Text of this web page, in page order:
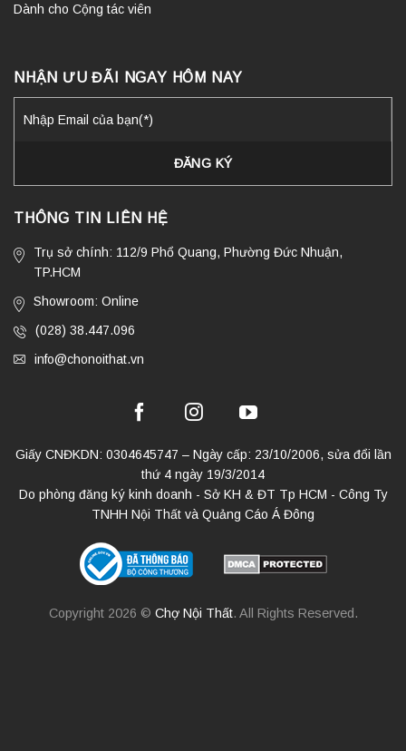
Dành cho Cộng tác viên
NHẬN ƯU ĐÃI NGAY HÔM NAY
THÔNG TIN LIÊN HỆ
Trụ sở chính: 112/9 Phổ Quang, Phường Đức Nhuận,
TP.HCM
Showroom: Online
(028) 38.447.096
info@chonoithat.vn
Giấy CNĐKDN: 0304645747 – Ngày cấp: 23/10/2006, sửa đổi lần
thứ 4 ngày 19/3/2014
Do phòng đăng ký kinh doanh - Sở KH & ĐT Tp HCM - Công Ty
TNHH Nội Thất và Quảng Cáo Á Đông
Copyright 2026 © Chợ Nội Thất. All Rights Reserved.